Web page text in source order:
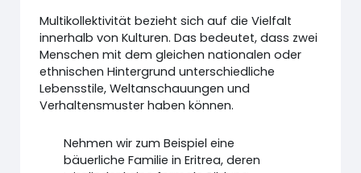
Multikollektivität bezieht sich auf die Vielfalt
innerhalb von Kulturen. Das bedeutet, dass zwei
Menschen mit dem gleichen nationalen oder
ethnischen Hintergrund unterschiedliche
Lebensstile, Weltanschauungen und
Verhaltensmuster haben können.
Nehmen wir zum Beispiel eine
bäuerliche Familie in Eritrea, deren